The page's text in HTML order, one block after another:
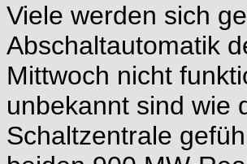
Viele werden sich
Abschaltautomatik
Mittwoch nicht
unbekannt sind wie
Schaltzentrale